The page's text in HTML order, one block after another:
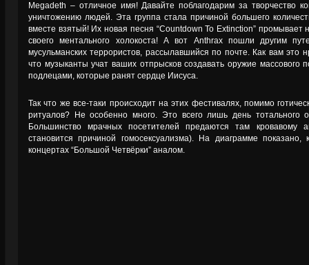
Megadeth – отличное имя! Давайте поблагодарим за творчество
уничтожению людей. Эта группа стала причиной большего
вместе взятый! Их новая песня “Countdown To Extinction”
своего ментального холокоста! А вот Anthrax пошли другим
мусульманских террористов, рассылавшийся по почте. Как вам это
что музыканты учат ваших отпрысков создавать оружие массового
подлецами, которые ранят сердце Иисуса.
Так что же все-таки происходит на этих фестивалях, помимо
ритуалов? Не особенно много. Это всего лишь день тотального
Большинство мрачных посетителей предаются там кровавому
становится причиной гомосексуализма). На диаграмме
концертах “Большой Четвёрки” аналом.